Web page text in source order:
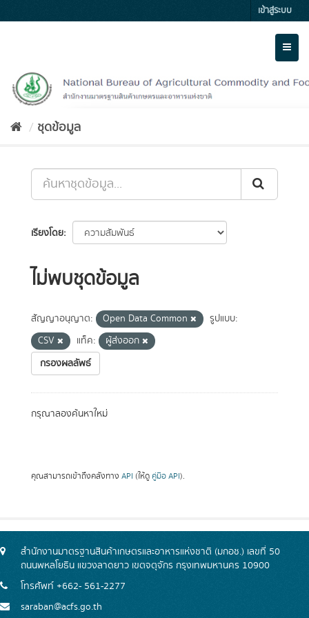
to
เข้าสู่ระบบ
ชุดข้อมูล
เรียงโดย
ไม่พบชุดข้อมูล
สัญญาอนุญาต: Open Data Common
รูปแบบ:
CSV
แท็ค:
ผู้ส่งออก
กรองผลลัพธ์
กรุณาลองค้นหาใหม่
คุณสามารถเข้าถึงคลังทาง API (ให้ดู คู่มือ API).
สำนักงานมาตรฐานสินค้าเกษตรและอาหารแห่งชาติ (มกอช.) เลขที่ 50
ถนนพหลโยธิน แขวงลาดยาว เขตจตุจักร กรุงเทพมหานคร 10900
โทรศัพท์ +662- 561-2277
saraban@acfs.go.th